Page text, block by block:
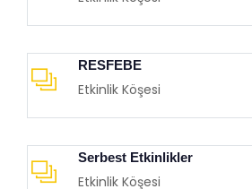
RESFEBE
Etkinlik Köşesi
Serbest Etkinlikler
Etkinlik Köşesi